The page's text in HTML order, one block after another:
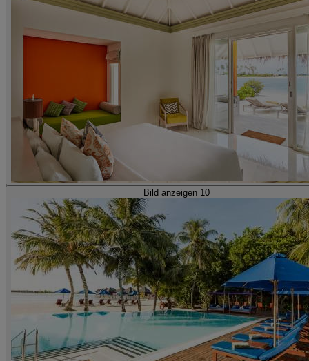
Bild anzeigen 10